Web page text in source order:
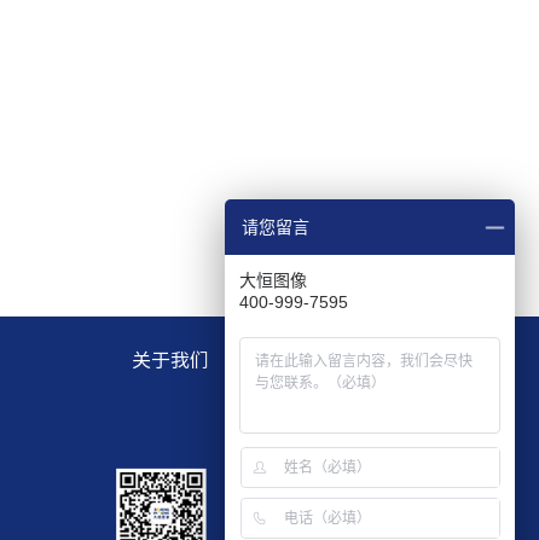
关于我们
请您留言
大恒图像
400-999-7595